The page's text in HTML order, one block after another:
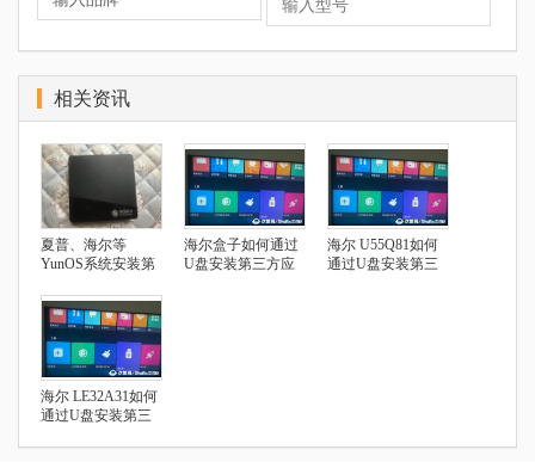
相关资讯
夏普、海尔等
YunOS系统安装第
海尔盒子如何通过
U盘安装第三方应
海尔 U55Q81如何
通过U盘安装第三
海尔 LE32A31如何
通过U盘安装第三